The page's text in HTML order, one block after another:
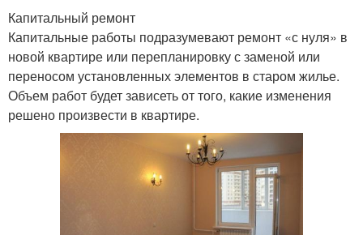
Капитальный ремонт
Капитальные работы подразумевают ремонт «с нуля» в
новой квартире или перепланировку с заменой или
переносом установленных элементов в старом жилье.
Объем работ будет зависеть от того, какие изменения
решено произвести в квартире.